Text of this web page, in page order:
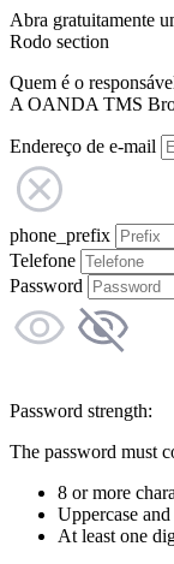
Abra gratuitamente
Rodo section
Quem é o
A OANDA TMS
Endereço de e-mail
phone_prefix
Telefone
Password
Password strength:
The password must
8 or more
Uppercase
At least one